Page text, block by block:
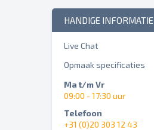
HANDIGE INFORMATIE
Live Chat
Opmaak specificaties
Ma t/m Vr
09:00 - 17:30 uur
Telefoon
+31 (0)20 303 12 43